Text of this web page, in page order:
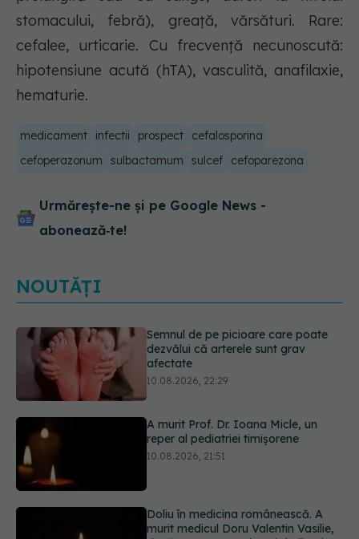
stomacului, febră), greaţă, vărsături. Rare:
cefalee, urticarie. Cu frecvenţă necunoscută:
hipotensiune acută (hTA), vasculită, anafilaxie,
hematurie.
medicament infectii prospect
cefalosporina
cefoperazonum
sulbactamum sulcef cefoparezona
Urmărește-ne și pe Google News -
abonează‑te!
NOUTĂȚI
A murit Prof. Dr. Ioana Micle, un
reper al pediatriei timișorene
10.08.2026, 21:51
Doliu în medicina românească. A
murit medicul Doru Valentin Vasilie,
după aproape 40 de ani dedicați
Cafeaua rece pe care o poți face